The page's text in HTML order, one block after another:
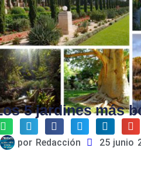
5 jardines más
por Redacción 25 junio